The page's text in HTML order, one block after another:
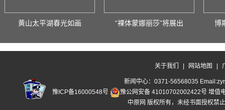
黄山太平湖春光如画 “裸体蒙娜丽莎”将展出 博
关于我们 | 网站地图 |
新闻中心：0371-56568035
豫ICP备16000548号
豫公网安备 41010702002422号 增值
中原网 版权所有，未经书面授权禁